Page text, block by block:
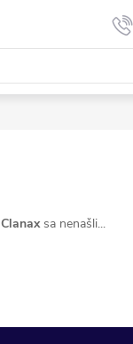
Clanaxsa nenašli...